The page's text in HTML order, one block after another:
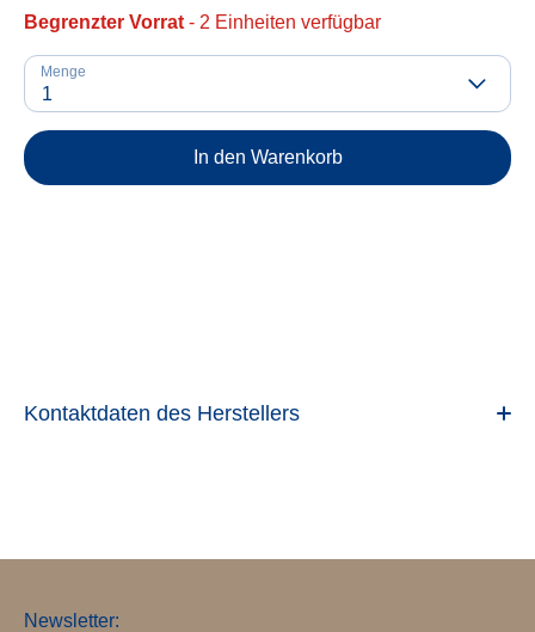
Begrenzter Vorrat - 2 Einheiten verfügbar
Menge
1
In den Warenkorb
Kontaktdaten des Herstellers
Newsletter: